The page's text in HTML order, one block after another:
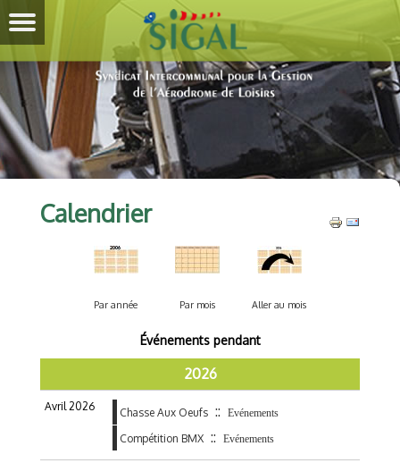
Calendrier
Par année Par mois Aller au mois
Événements pendant
2026
Avril 2026 Chasse Aux Oeufs :: Evénements
Compétition BMX :: Evénements